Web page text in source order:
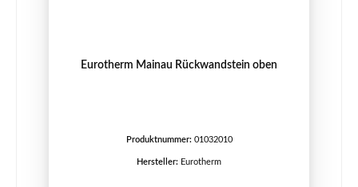
Eurotherm Mainau Rückwandstein oben
Produktnummer: 01032010
Hersteller: Eurotherm